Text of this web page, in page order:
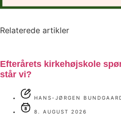
Relaterede artikler
Efterårets kirkehøjskole
står vi?
HANS-JØRGEN
8. AUGUST 2026